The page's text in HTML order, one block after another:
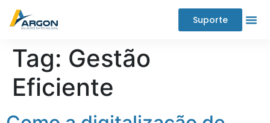
Suporte
Tag: Gestão
Eficiente